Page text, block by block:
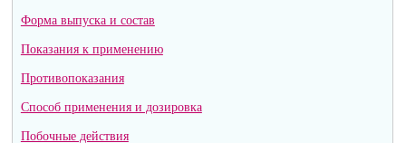
Форма выпуска и состав
Показания к применению
Противопоказания
Способ применения и дозировка
Побочные действия